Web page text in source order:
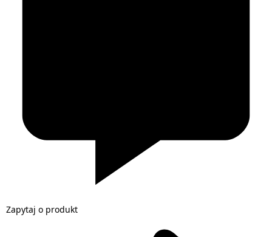
Zapytaj o produkt